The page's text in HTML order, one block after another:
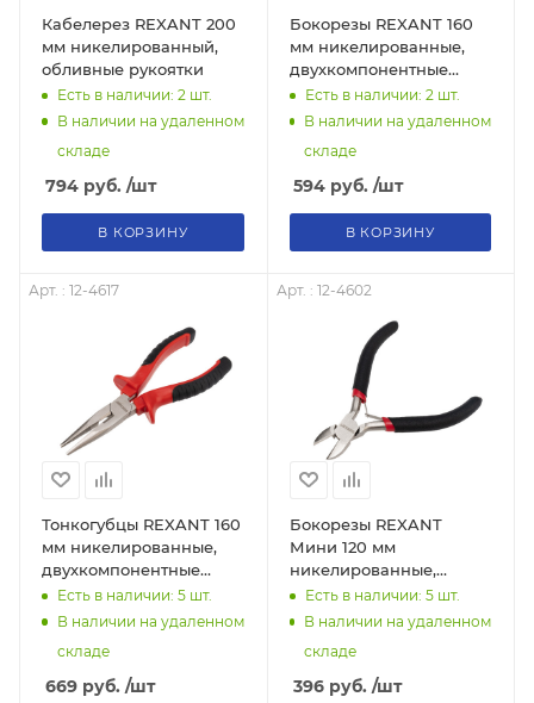
Кабелерез REXANT 200
мм никелированный,
обливные рукоятки
Есть в наличии: 2 шт.
В наличии на удаленном
складе
794 руб. /шт
В КОРЗИНУ
Бокорезы REXANT 160
мм никелированные,
двухкомпонентные
рукоятки
Есть в наличии: 2шт.
В наличии на удаленном
складе
594руб. /шт
В КОРЗИНУ
Арт. : 12-4617
Тонкогубцы REXANT 160
мм никелированные,
двухкомпонентные
рукоятки
Есть в наличии: 5 шт.
В наличии на удаленном
складе
669 руб. /шт
Арт. : 12-4602
Бокорезы REXANT
Мини 120 мм
никелированные,
авторазжим, обливные
рукоятки
Есть в наличии: 5шт.
В наличии на удаленном
складе
396руб. /шт